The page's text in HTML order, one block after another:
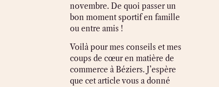
novembre. De quoi passer un
bon moment sportif en famille
ou entre amis !
Voilà pour mes conseils et mes
coups de cœur en matière de
commerce à Béziers. J’espère
que cet article vous a donné